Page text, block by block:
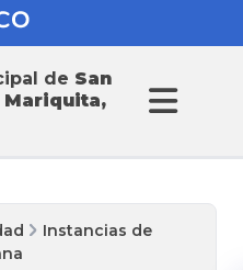
de San
Mariquita,
Instancias de